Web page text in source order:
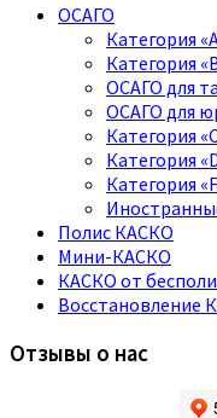
ОСАГО
Категория
Категория
ОСАГО для
ОСАГО для
Категория
Категория
Категория
Полис КАСКО
Мини-КАСКО
КАСКО от
Восстановление
Отзывы о нас